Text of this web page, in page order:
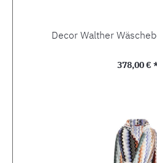
Decor Walther
Regulärer
378,00 €